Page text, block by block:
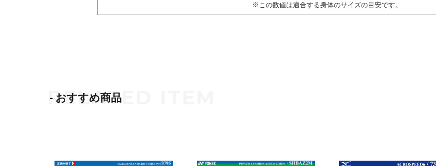
※この数値は適合する身体のサイズの目安です。
- おすすめ商品